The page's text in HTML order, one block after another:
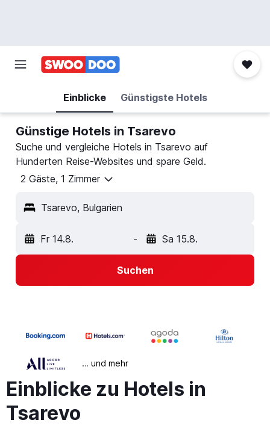
Einblicke Günstigste Hotels
Günstige Hotels in Tsarevo
Suche und vergleiche Hotels in Tsarevo auf
Hunderten Reise-Websites und spare Geld.
2 Gäste, 1 Zimmer
Tsarevo, Bulgarien
Fr 14.8. - Sa 15.8.
Suchen
… und mehr
Einblicke zu Hotels in
Tsarevo